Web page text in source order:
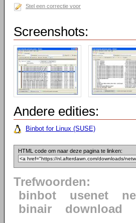
Stel een correctie voor
Screenshots:
Andere edities:
Binbot for Linux (SUSE)
HTML code om naar deze pagina te linken:
Trefwoorden:
binbot
usenet
binair
download